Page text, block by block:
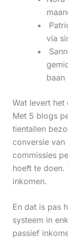
via
baan
Wat levert het
Met 5 blogs
tientallen
conversie van
commissies
hoeft te doen.
inkomen.
En dat is pas
systeem in
passief